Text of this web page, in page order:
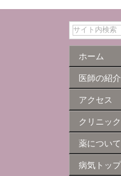
ホーム
医師の紹介
アクセス
クリニッ
薬について
病気トッ